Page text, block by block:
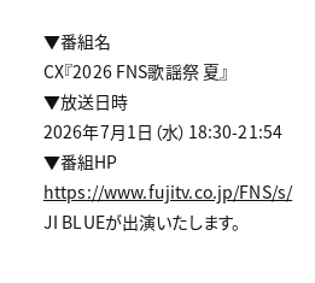
▼番組名
CX『2026 FNS歌謡祭 夏』
▼放送日時
2026年7月1日（水）18:30-21:54
▼番組HP
https://www.fujitv.co.jp/FNS/s/
JI BLUEが出演いたします。